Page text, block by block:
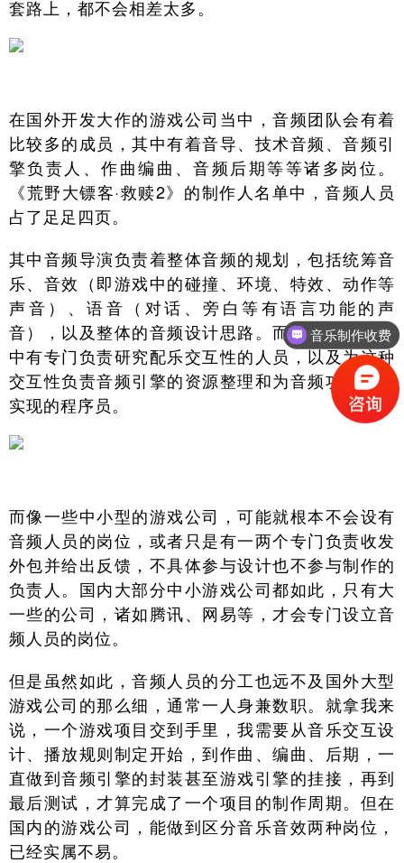
套路上，都不会相差太多。
在国外开发大作的游戏公司当中，音频团队会有着
比较多的成员，其中有着音导、技术音频、音频引
擎负责人、作曲编曲、音频后期等等诸多岗位。
《荒野大镖客·救赎2》的制作人名单中，音频人员
占了足足四页。
其中音频导演负责着整体音频的规划，包括统筹音
乐、音效（即游戏中的碰撞、环境、特效、动作等
声音）、语音（对话、旁白等有语言功能的声
音），以及整体的音频设计思路。而音乐负责人当
中有专门负责研究配乐交互性的人员，以及为这种
交互性负责音频引擎的资源整理和为音频功能进行
实现的程序员。
而像一些中小型的游戏公司，可能就根本不会设有
音频人员的岗位，或者只是有一两个专门负责收发
外包并给出反馈，不具体参与设计也不参与制作的
负责人。国内大部分中小游戏公司都如此，只有大
一些的公司，诸如腾讯、网易等，才会专门设立音
频人员的岗位。
但是虽然如此，音频人员的分工也远不及国外大型
游戏公司的那么细，通常一人身兼数职。就拿我来
说，一个游戏项目交到手里，我需要从音乐交互设
计、播放规则制定开始，到作曲、编曲、后期，一
直做到音频引擎的封装甚至游戏引擎的挂接，再到
最后测试，才算完成了一个项目的制作周期。但在
国内的游戏公司，能做到区分音乐音效两种岗位，
已经实属不易。
音乐制作收费